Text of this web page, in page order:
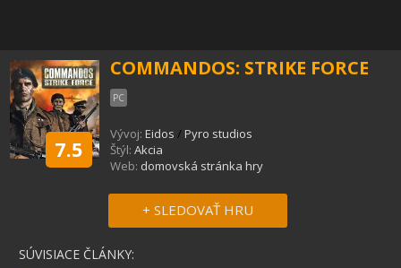
7.5
COMMANDOS: STRIKE FORCE
PC
Vývoj: Eidos / Pyro studios
Štýl: Akcia
Web: domovská stránka hry
+ SLEDOVAŤ HRU
SÚVISIACE ČLÁNKY: